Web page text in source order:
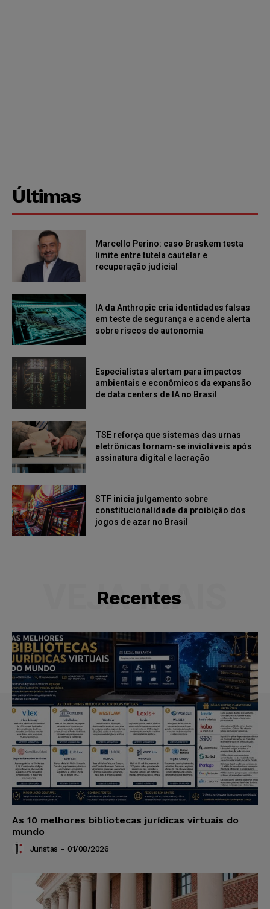
Últimas
Marcello Perino: caso Braskem testa
limite entre tutela cautelar e
recuperação judicial
IA da Anthropic cria identidades falsas
em teste de segurança e acende alerta
sobre riscos de autonomia
Especialistas alertam para impactos
ambientais e econômicos da expansão
de data centers de IA no Brasil
TSE reforça que sistemas das urnas
eletrônicas tornam-se invioláveis após
assinatura digital e lacração
STF inicia julgamento sobre
constitucionalidade da proibição dos
jogos de azar no Brasil
Recentes
VEJA MAIS
As 10 melhores bibliotecas jurídicas virtuais do
mundo
Juristas - 01/08/2026